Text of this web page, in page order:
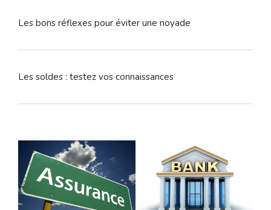
Les bons réflexes pour éviter une noyade
Les soldes : testez vos connaissances